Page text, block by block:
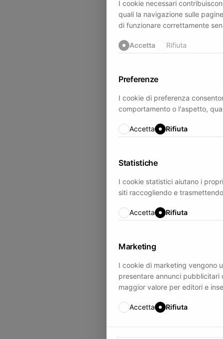
I cookie necessari
quali la navigazione sulle
di funzionare correttamente
Accetta Rifiuta
Preferenze
I cookie di preferenza
comportamento o l'aspetto,
Accetta Rifiuta
Statistiche
I cookie statistici aiutano i
siti raccogliendo e
Accetta Rifiuta
Marketing
I cookie di marketing vengono
presentare annunci pubblicitari
maggior valore per editori e
Accetta Rifiuta